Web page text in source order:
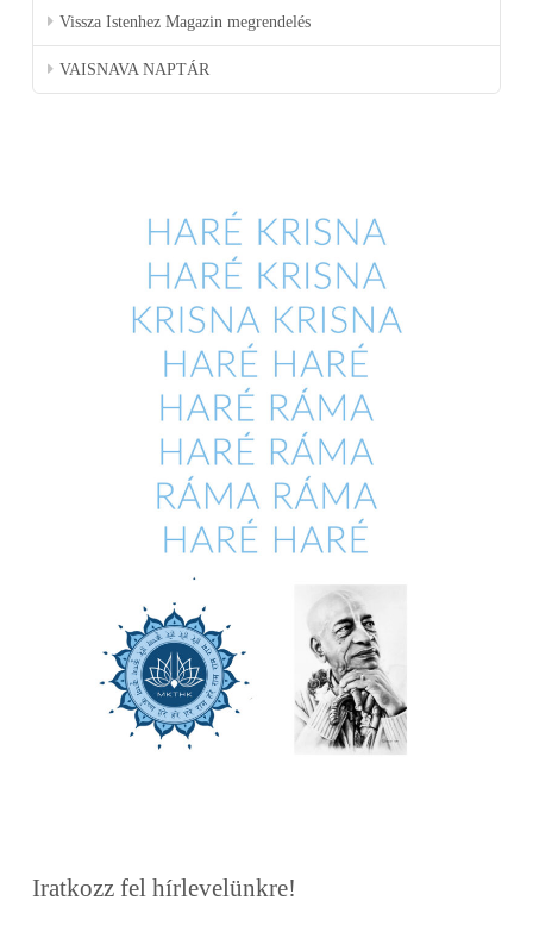
Vissza Istenhez Magazin megrendelés
VAISNAVA NAPTÁR
Iratkozz fel hírlevelünkre!